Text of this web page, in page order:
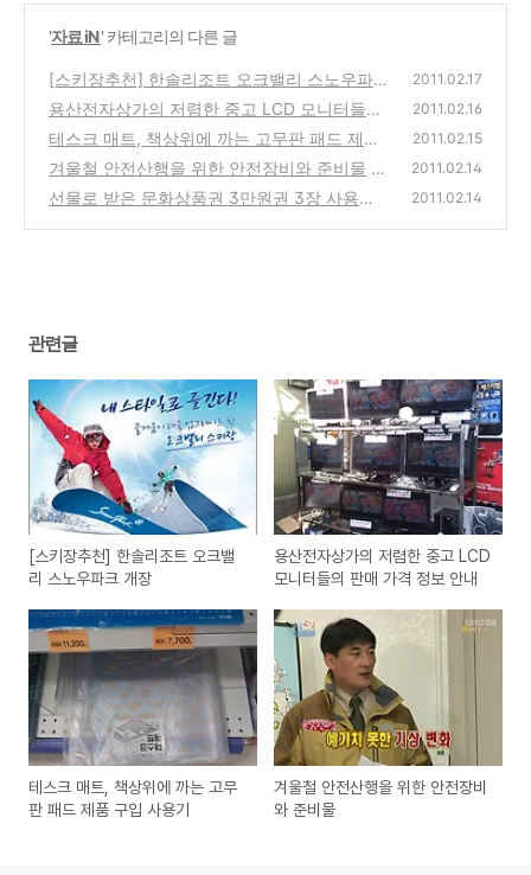
'자료 iN' 카테고리의 다른 글
[스키장추천] 한솔리조트 오크밸리 스노우파
크 개장
(0)
2011.02.17
용산전자상가의 저렴한 중고 LCD 모니터들의
판매 가격 정보 안내
(2)
2011.02.16
테스크 매트, 책상위에 까는 고무판 패드 제품
구입 사용기
(0)
2011.02.15
겨울철 안전산행을 위한 안전장비와 준비물
(0)
2011.02.14
선물로 받은 문화상품권 3만원권 3장 사용기 2011.02.14
관련글
[스키장추천] 한솔리조트 오크밸
리 스노우파크 개장
용산전자상가의 저렴한 중고 LCD
모니터들의 판매 가격 정보 안내
테스크 매트, 책상위에 까는 고무
판 패드 제품 구입 사용기
겨울철 안전산행을 위한 안전장비
와 준비물